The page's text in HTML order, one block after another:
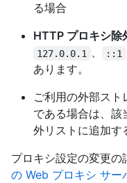
る場合
HTTP プロキシ除
127.0.0.1 、 ::1
あります。
ご利用の外部ス
である場合は、該
外リストに追加す
プロキシ設定の変更の
の Web プロキシ サー